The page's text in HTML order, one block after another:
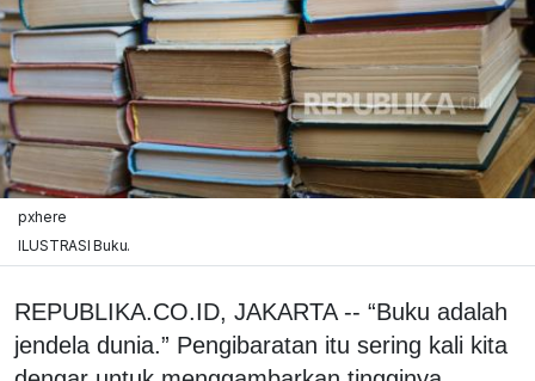
pxhere
ILUSTRASI Buku.
REPUBLIKA.CO.ID, JAKARTA -- “Buku adalah
jendela dunia.” Pengibaratan itu sering kali kita